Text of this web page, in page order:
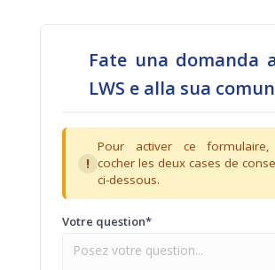
Fate una domanda
LWS e alla sua
!
Pour activer ce formulaire,
cocher les deux cases de
ci-dessous.
Votre question*